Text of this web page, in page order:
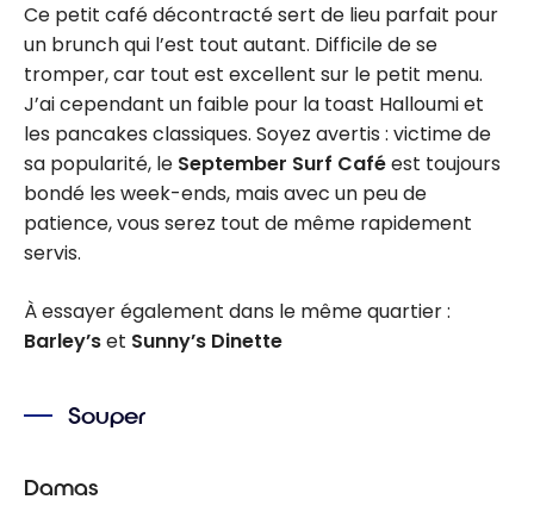
Ce petit café décontracté sert de lieu parfait pour
un brunch qui l’est tout autant. Difficile de se
tromper, car tout est excellent sur le petit menu.
J’ai cependant un faible pour la toast Halloumi et
les pancakes classiques. Soyez avertis : victime de
sa popularité, le September Surf Caféest toujours
bondé les week-ends, mais avec un peu de
patience, vous serez tout de même rapidement
servis.
À essayer également dans le même quartier :
Barley’set Sunny’s Dinette
Souper
Damas